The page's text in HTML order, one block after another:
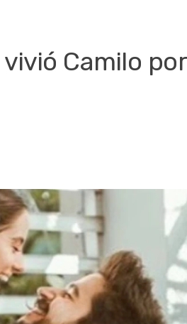
Camilo por